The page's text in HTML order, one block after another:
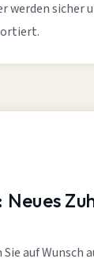
werden sicher
auf Wunsch